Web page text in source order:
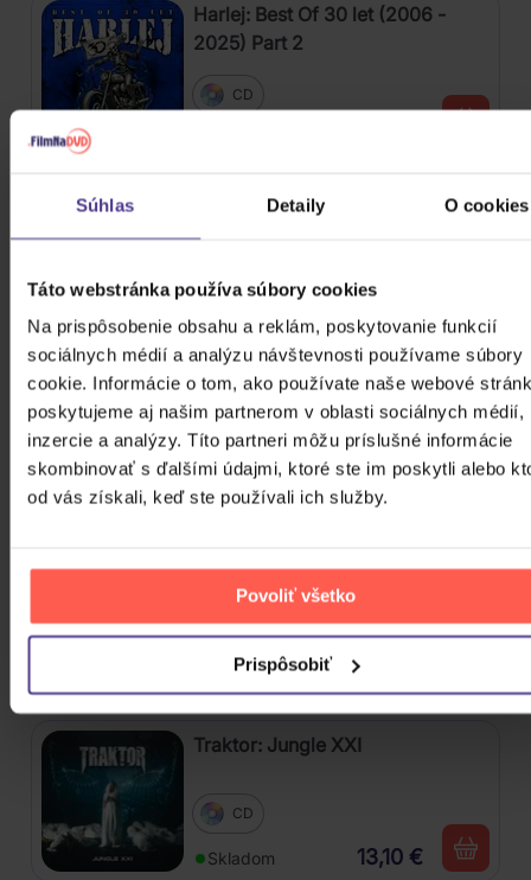
Súhlas Detaily O cookies
Táto webstránka používa súbory cookies
Na prispôsobenie obsahu a reklám, poskytovanie funkcií
sociálnych médií a analýzu návštevnosti používame súbory
cookie. Informácie o tom, ako používate naše webové
poskytujeme aj našim partnerom v oblasti sociálnych médií,
inzercie a analýzy. Títo partneri môžu príslušné informácie
skombinovať s ďalšími údajmi, ktoré ste im poskytli alebo
od vás získali, keď ste používali ich služby.
Povoliť všetko
Prispôsobiť
Harlej: Best Of 30 let (2006 -
2025) Part 2
CD
Kabát: Original Albums Vol.3
Mišík Vladimír: Vteřiny, měsíce a
roky
CD
Skladom 16,30 €
Blue Vinyl)
Vinyl
Skladom 24,90 €
Traktor: Jungle XXI
CD
Skladom 13,10 €